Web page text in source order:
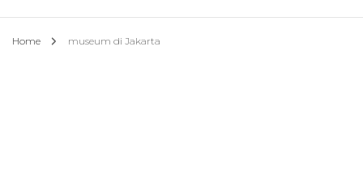
Home museum di Jakarta